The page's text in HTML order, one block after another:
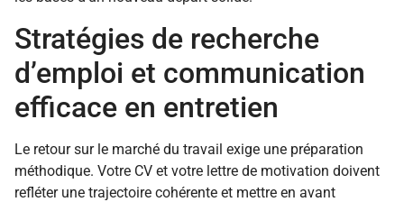
Stratégies de recherche
d’emploi et communication
efficace en entretien
Le retour sur le marché du travail exige une préparation
méthodique. Votre CV et votre lettre de motivation doivent
refléter une trajectoire cohérente et mettre en avant